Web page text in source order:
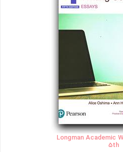
Longman Academic
5th